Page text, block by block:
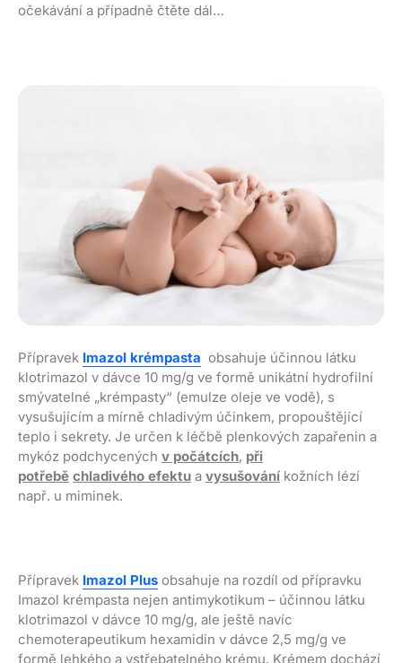
očekávání a případně čtěte dál…
Přípravek Imazol krémpasta obsahuje účinnou látku
klotrimazol v dávce 10 mg/g ve formě unikátní hydrofilní
smývatelné „krémpasty“ (emulze oleje ve vodě), s
vysušujícím a mírně chladivým účinkem, propouštějící
teplo i sekrety. Je určen k léčbě plenkových zapařenin a
mykóz podchycených v počátcích, při
potřebě chladivého efektu a vysušování kožních lézí
např. u miminek.
Přípravek Imazol Plus obsahuje na rozdíl od přípravku
Imazol krémpasta nejen antimykotikum – účinnou látku
klotrimazol v dávce 10 mg/g, ale ještě navíc
chemoterapeutikum hexamidin v dávce 2,5 mg/g ve
formě lehkého a vstřebatelného krému. Krémem dochází